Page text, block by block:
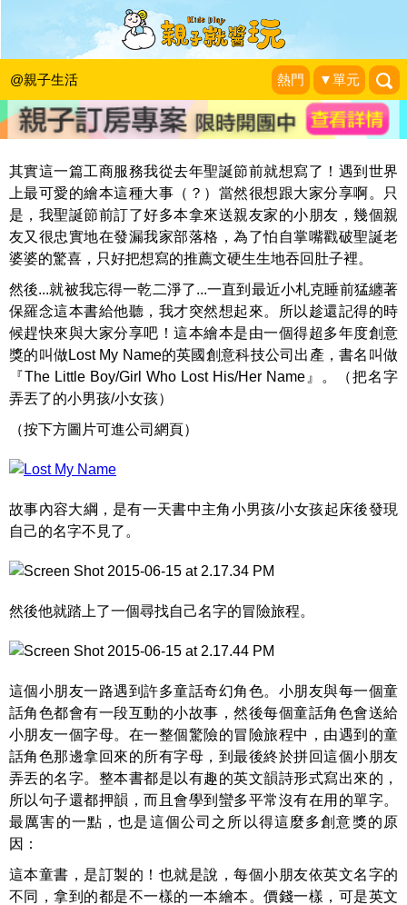
@親子生活 熱門 ▼單元
在繪本裡找到自己的名字～『弄丟名字
的小孩』
昔外籍新娘今美國大媽布魯奇。|2015-11-03
其實這一篇工商服務我從去年聖誕節前就想寫了！遇到世界
上最可愛的繪本這種大事（？）當然很想跟大家分享啊。只
是，我聖誕節前訂了好多本拿來送親友家的小朋友，幾個親
友又很忠實地在發漏我家部落格，為了怕自掌嘴戳破聖誕老
婆婆的驚喜，只好把想寫的推薦文硬生生地吞回肚子裡。
然後...就被我忘得一乾二淨了...一直到最近小札克睡前猛纏著
保羅念這本書給他聽，我才突然想起來。所以趁還記得的時
候趕快來與大家分享吧！這本繪本是由一個得超多年度創意
獎的叫做Lost My Name的英國創意科技公司出產，書名叫做
『The Little Boy/Girl Who Lost His/Her Name』。（把名字
弄丟了的小男孩/小女孩）
（按下方圖片可進公司網頁）
故事內容大綱，是有一天書中主角小男孩/小女孩起床後發現
自己的名字不見了。
然後他就踏上了一個尋找自己名字的冒險旅程。
這個小朋友一路遇到許多童話奇幻角色。小朋友與每一個童
話角色都會有一段互動的小故事，然後每個童話角色會送給
小朋友一個字母。在一整個驚險的冒險旅程中，由遇到的童
話角色那邊拿回來的所有字母，到最後終於拼回這個小朋友
弄丟的名字。整本書都是以有趣的英文韻詩形式寫出來的，
所以句子還都押韻，而且會學到蠻多平常沒有在用的單字。
最厲害的一點，也是這個公司之所以得這麼多創意獎的原
因：
這本童書，是訂製的！也就是說，每個小朋友依英文名字的
不同，拿到的都是不一樣的一本繪本。價錢一樣，可是英文